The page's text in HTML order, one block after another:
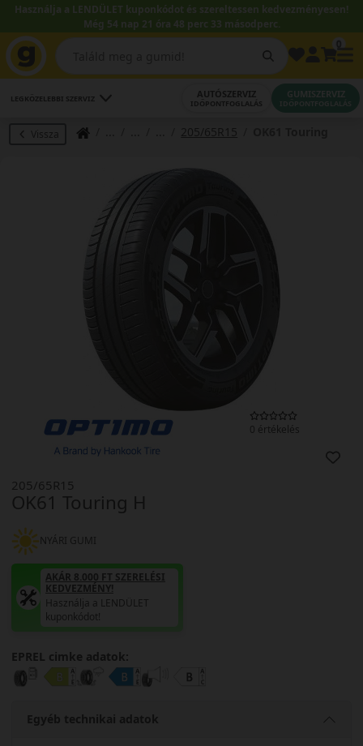
Használja a LENDÜLET kuponkódot és szereltessen kedvezményesen!
Még 54 nap 21 óra 48 perc 33 másodperc.
LEGKÖZELEBBI SZERVIZ AUTÓSZERVIZ
IDŐPONTFOGLALÁS
GUMISZERVIZ
IDŐPONTFOGLALÁS
Vissza 205/65R15
0 értékelés
OK61 Touring H
205/65R15
NYÁRI GUMI
AKÁR 8.000 FT SZERELÉSI
KEDVEZMÉNY!
Használja a LENDÜLET
kuponkódot!
EPREL cimke adatok:
Egyéb technikai adatok